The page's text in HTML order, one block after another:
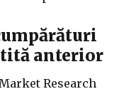
anterior
Research